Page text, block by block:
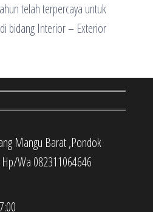
telah terpercaya untuk
bidang Interior – Exterior
Mangu Barat ,Pondok
Wa 082311064646